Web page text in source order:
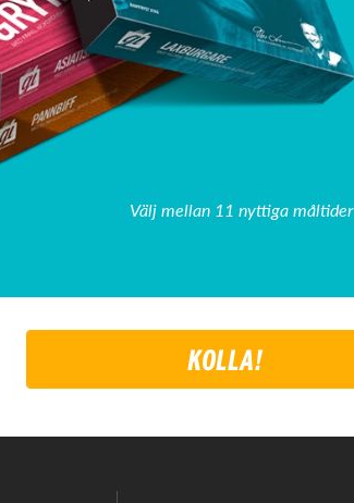
Välj mellan 11 nyttiga måltider
KOLLA!